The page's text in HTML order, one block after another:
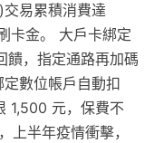
易累積消費達
卡金。 大戶卡綁定
饋，指定通路再加碼
數位帳戶自動扣
1,500 元，保費不
上半年疫情衝擊，